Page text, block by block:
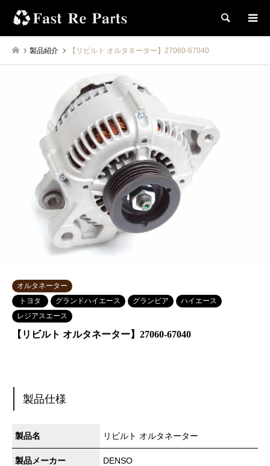
検索
製品紹介 【リビルト オルタネーター】27060-67040
オルタネーター
トヨタ
グランドハイエース グランビア
ハイエース
レジアスエース
【リビルト オルタネーター】27060-67040
製品仕様
製品名 リビルト オルタネーター
製品メーカー DENSO